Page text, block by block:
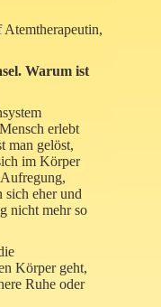
Warum ist
erlebt
man gelöst,
im Körper
sich eher und
nicht mehr so
Körper geht,
Ruhe oder